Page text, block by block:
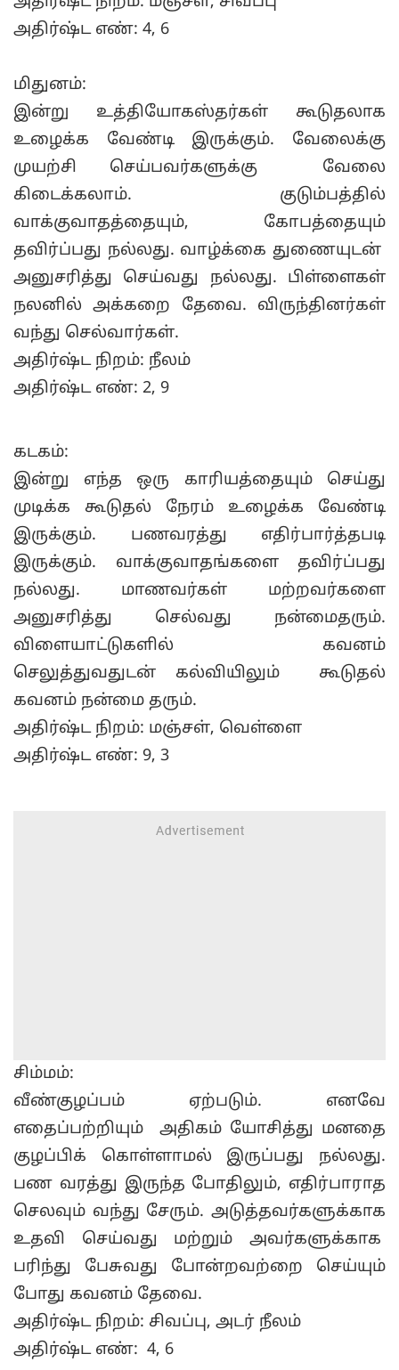
அதிர்ஷ்ட எண்: 4, 6
மிதுனம்:
இன்று உத்தியோகஸ்தர்கள் கூடுதலாக
உழைக்க வேண்டி இருக்கும். வேலைக்கு
முயற்சி செய்பவர்களுக்கு வேலை
கிடைக்கலாம். குடும்பத்தில்
வாக்குவாதத்தையும், கோபத்தையும்
தவிர்ப்பது நல்லது. வாழ்க்கை துணையுடன்
அனுசரித்து செய்வது நல்லது. பிள்ளைகள்
நலனில் அக்கறை தேவை. விருந்தினர்கள்
வந்து செல்வார்கள்.
அதிர்ஷ்ட நிறம்: நீலம்
அதிர்ஷ்ட எண்: 2, 9
கடகம்:
இன்று எந்த ஒரு காரியத்தையும் செய்து
முடிக்க கூடுதல் நேரம் உழைக்க வேண்டி
இருக்கும். பணவரத்து எதிர்பார்த்தபடி
இருக்கும். வாக்குவாதங்களை தவிர்ப்பது
நல்லது. மாணவர்கள் மற்றவர்களை
அனுசரித்து செல்வது நன்மைதரும்.
விளையாட்டுகளில் கவனம்
செலுத்துவதுடன் கல்வியிலும் கூடுதல்
கவனம் நன்மை தரும்.
அதிர்ஷ்ட நிறம்: மஞ்சள், வெள்ளை
அதிர்ஷ்ட எண்: 9, 3
சிம்மம்:
வீண்குழப்பம் ஏற்படும். எனவே
எதைப்பற்றியும் அதிகம் யோசித்து மனதை
குழப்பிக் கொள்ளாமல் இருப்பது நல்லது.
பண வரத்து இருந்த போதிலும், எதிர்பாராத
செலவும் வந்து சேரும். அடுத்தவர்களுக்காக
உதவி செய்வது மற்றும் அவர்களுக்காக
பரிந்து பேசுவது போன்றவற்றை செய்யும்
போது கவனம் தேவை.
அதிர்ஷ்ட நிறம்: சிவப்பு, அடர் நீலம்
அதிர்ஷ்ட எண்: 4, 6